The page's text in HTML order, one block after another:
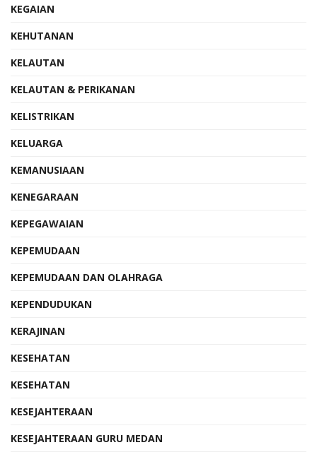
KEGAIAN
KEHUTANAN
KELAUTAN
KELAUTAN & PERIKANAN
KELISTRIKAN
KELUARGA
KEMANUSIAAN
KENEGARAAN
KEPEGAWAIAN
KEPEMUDAAN
KEPEMUDAAN DAN OLAHRAGA
KEPENDUDUKAN
KERAJINAN
KESEHATAN
KESEHATAN
KESEJAHTERAAN
KESEJAHTERAAN GURU MEDAN